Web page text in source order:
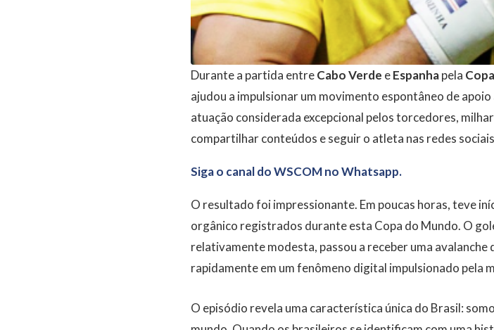
Durante a partida entreCabo Verde eEspanhapela
ajudou a impulsionar um movimento espontâneo de
atuação considerada excepcional pelos torcedores,
compartilhar conteúdos e seguir o atleta nas redes
Siga o canal do WSCOM no Whatsapp.
O resultado foi impressionante. Em poucas horas, teve
orgânico registrados durante esta Copa do Mundo. O
relativamente modesta, passou a receber uma
rapidamente em um fenômeno digital impulsionado pela
O episódio revela uma característica única do Brasil: